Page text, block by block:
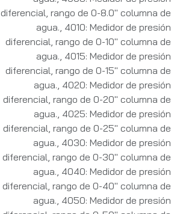
diferencial, rango de 0-8.0" columna de
agua. 4010: Medidor de presión
diferencial, rango de 0-10" columna de
agua. 4015: Medidor de presión
diferencial, rango de 0-15" columna de
agua. 4020: Medidor de presión
diferencial, rango de 0-20" columna de
agua. 4025: Medidor de presión
diferencial, rango de 0-25" columna de
agua. 4030: Medidor de presión
diferencial, rango de 0-30" columna de
agua. 4040: Medidor de presión
diferencial, rango de 0-40" columna de
agua. 4050: Medidor de presión